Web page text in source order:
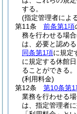
する。
(指定管理者によ
第11条
前条第1項
務を行わせる場合
は、必要と認め
同条第1項に規定
に規定する休館
ることができる。
(利用料金)
第12条
第10条第1
業務を行わせる場
は、指定管理者